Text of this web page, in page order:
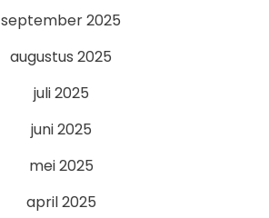
september 2025
augustus 2025
juli 2025
juni 2025
mei 2025
april 2025